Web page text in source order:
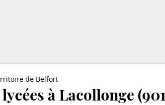
de Belfort
à Lacollonge